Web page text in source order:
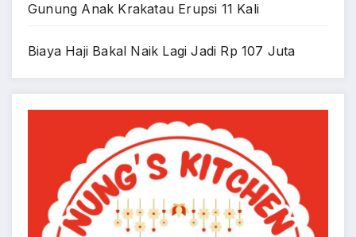
Gunung Anak Krakatau Erupsi 11 Kali
Biaya Haji Bakal Naik Lagi Jadi Rp 107 Juta